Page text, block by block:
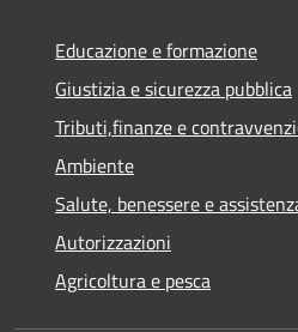
Educazione e formazione
Giustizia e sicurezza pubblica
Tributi,finanze e
Ambiente
Salute, benessere e
Autorizzazioni
Agricoltura e pesca